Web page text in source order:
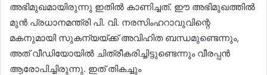
അഭിമുഖമായിരുന്നു ഇതിൽ കാണിച്ചത്. ഈ അഭിമുഖത്തിൽ
മുൻ പ്രധാനമന്ത്രി പി. വി. നരസിംഹറാവുവിന്റെ
മകനുമായി സുകന്യയ്ക്ക് അവിഹിത ബന്ധമുണ്ടെന്നും,
അത് വീഡിയോയിൽ ചിത്രീകരിച്ചിട്ടുണ്ടെന്നും വീരപ്പൻ
ആരോപിച്ചിരുന്നു. ഇത് തികച്ചും